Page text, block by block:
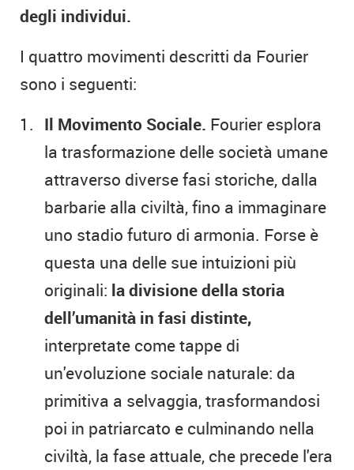
degli individui.
I quattro movimenti descritti da Fourier
sono i seguenti:
Il Movimento Sociale. Fourier esplora
la trasformazione delle società umane
attraverso diverse fasi storiche, dalla
barbarie alla civiltà, fino a immaginare
uno stadio futuro di armonia. Forse è
questa una delle sue intuizioni più
originali: la divisione della storia
dell’umanità in fasi distinte,
interpretate come tappe di
un'evoluzione sociale naturale: da
primitiva a selvaggia, trasformandosi
poi in patriarcato e culminando nella
civiltà, la fase attuale, che precede l'era